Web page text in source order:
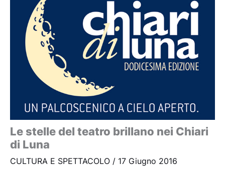
Le stelle del teatro brillano nei Chiari
di Luna
CULTURA E SPETTACOLO / 17 Giugno 2016